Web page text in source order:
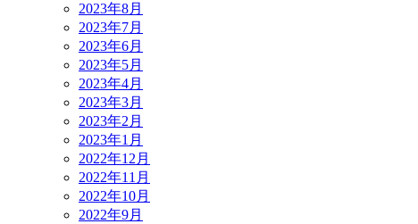
2023年8月
2023年7月
2023年6月
2023年5月
2023年4月
2023年3月
2023年2月
2023年1月
2022年12月
2022年11月
2022年10月
2022年9月